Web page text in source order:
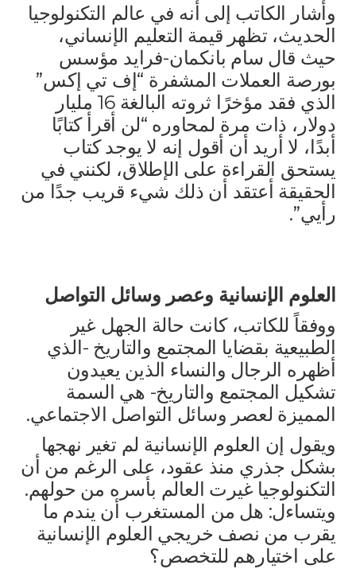
وأشار الكاتب إلى أنه في عالم التكنولوجيا
الحديث، تظهر قيمة التعليم الإنساني،
حيث قال سام بانكمان-فرايد مؤسس
بورصة العملات المشفرة “إف تي إكس”
الذي فقد مؤخرًا ثروته البالغة 16 مليار
دولار، ذات مرة لمحاوره “لن أقرأ كتابًا
أبدًا، لا أريد أن أقول إنه لا يوجد كتاب
يستحق القراءة على الإطلاق، لكنني في
الحقيقة أعتقد أن ذلك شيء قريب جدًا من
رأيي”.
العلوم الإنسانية وعصر وسائل التواصل
ووفقاً للكاتب، كانت حالة الجهل غير
الطبيعية بقضايا المجتمع والتاريخ -الذي
أظهره الرجال والنساء الذين يعيدون
تشكيل المجتمع والتاريخ- هي السمة
المميزة لعصر وسائل التواصل الاجتماعي.
ويقول إن العلوم الإنسانية لم تغير نهجها
بشكل جذري منذ عقود، على الرغم من أن
التكنولوجيا غيرت العالم بأسره من حولهم.
ويتساءل: هل من المستغرب أن يندم ما
يقرب من نصف خريجي العلوم الإنسانية
على اختيارهم للتخصص؟